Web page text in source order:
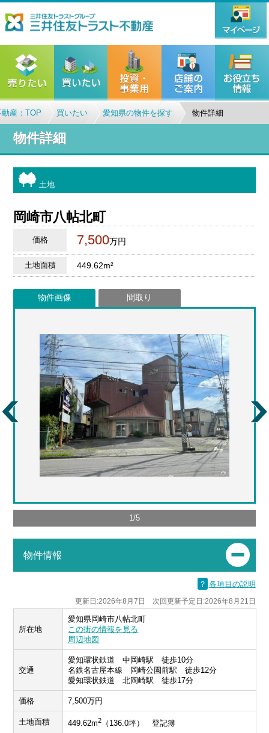
産：TOP 買いたい 愛知県の物件を探す 物件詳細
物件詳細
土地
岡崎市八帖北町
価格 7,500万円
土地面積 449.62m²
物件画像 間取り
1/5
物件情報
？ 各項目の説明
更新日:2026年8月7日 次回更新予定日:2026年8月21日
所在地
愛知県岡崎市八帖北町
この街の情報を見る
周辺地図
交通
愛知環状鉄道 中岡崎駅 徒歩10分
名鉄名古屋本線 岡崎公園前駅 徒歩12分
愛知環状鉄道 北岡崎駅 徒歩17分
価格 7,500万円
土地面積 449.62m2 （136.0坪） 登記簿